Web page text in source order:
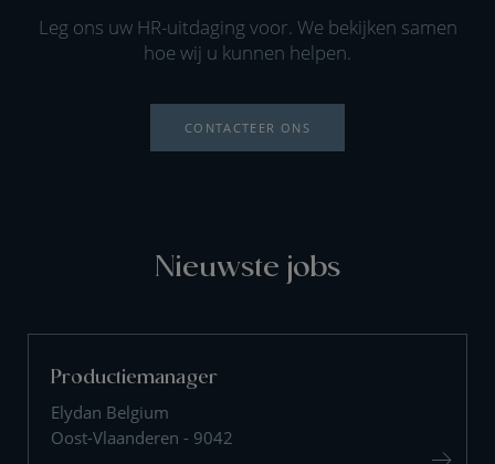
Leg ons uw HR-uitdaging voor. We bekijken samen
hoe wij u kunnen helpen.
CONTACTEER ONS
Nieuwste jobs
Productiemanager
Elydan Belgium
Oost-Vlaanderen - 9042